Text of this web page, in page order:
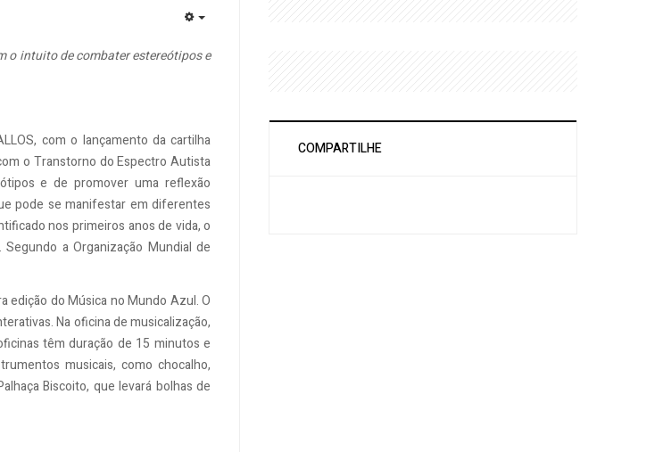
o intuito de combater estereótipos e
com o lançamento da cartilha
o Transtorno do Espectro Autista
e de promover uma reflexão
pode se manifestar em diferentes
nos primeiros anos de vida, o
a Organização Mundial de
edição do Música no Mundo Azul. O
Na oficina de musicalização,
têm duração de 15 minutos e
musicais, como chocalho,
Biscoito, que levará bolhas de
COMPARTILHE